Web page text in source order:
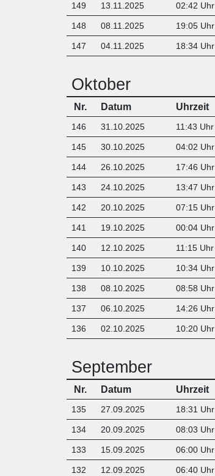
149 13.11.2025 02:42 Uhr
148 08.11.2025 19:05 Uhr
147 04.11.2025 18:34 Uhr
Oktober
Nr. Datum Uhrzeit
146 31.10.2025 11:43 Uhr
145 30.10.2025 04:02 Uhr
144 26.10.2025 17:46 Uhr
143 24.10.2025 13:47 Uhr
142 20.10.2025 07:15 Uhr
141 19.10.2025 00:04 Uhr
140 12.10.2025 11:15 Uhr
139 10.10.2025 10:34 Uhr
138 08.10.2025 08:58 Uhr
137 06.10.2025 14:26 Uhr
136 02.10.2025 10:20 Uhr
September
Nr. Datum Uhrzeit
135 27.09.2025 18:31 Uhr
134 20.09.2025 08:03 Uhr
133 15.09.2025 06:00 Uhr
132 12.09.2025 06:40 Uhr